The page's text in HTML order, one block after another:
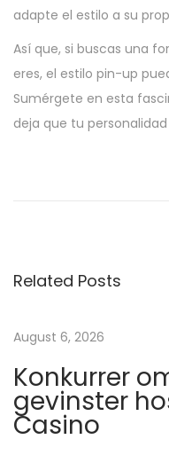
adapte el estilo a su
Así que, si buscas una
eres, el estilo pin-up
Sumérgete en esta
deja que tu personalidad
s
n
a
o
s
o
s
t
t
s
n
l
í
Related Posts
August 6, 2026
Konkurrer
gevinster
Casino